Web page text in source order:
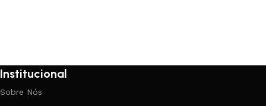
Institucional
Sobre Nós